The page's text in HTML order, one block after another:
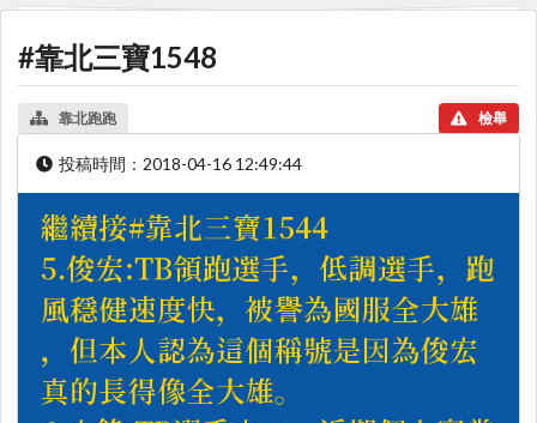
#靠北三寶1548
靠北跑跑 檢舉
投稿時間： 2018-04-16 12:49:44